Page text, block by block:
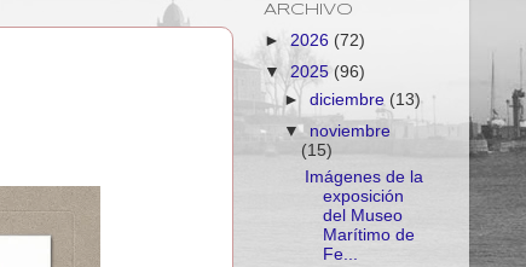
ARCHIVO
► 2026 (72)
▼ 2025 (96)
►diciembre (13)
▼ noviembre
(15)
Imágenes de la
exposición
del Museo
Marítimo de
Fe...